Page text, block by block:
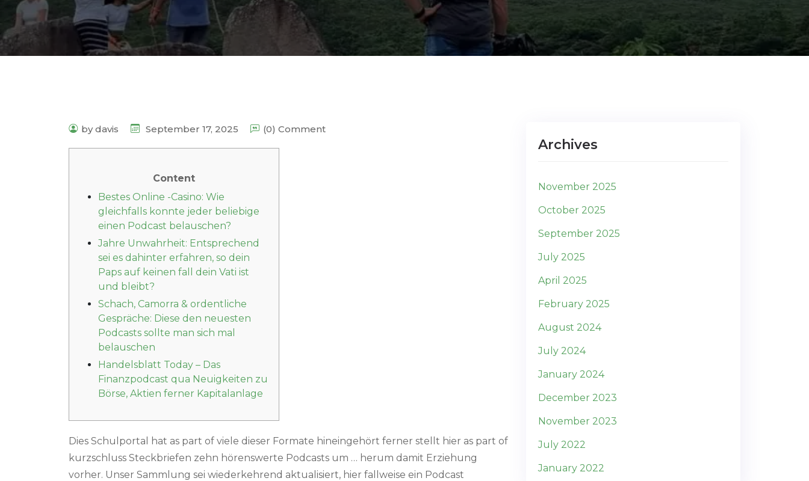
by davis September 17, 2025 (0) Comment
Content
Bestes Online -Casino: Wie
gleichfalls konnte jeder beliebige
einen Podcast belauschen?
Jahre Unwahrheit: Entsprechend
sei es dahinter erfahren, so dein
Paps auf keinen fall dein Vati ist
und bleibt?
Schach, Camorra & ordentliche
Gespräche: Diese den neuesten
Podcasts sollte man sich mal
belauschen
Handelsblatt Today – Das
Finanzpodcast qua Neuigkeiten zu
Börse, Aktien ferner Kapitalanlage
Dies Schulportal hat as part of viele dieser Formate hineingehört ferner stellt hier as part of
kurzschluss Steckbriefen zehn hörenswerte Podcasts um … herum damit Erziehung
vorher. Unser Sammlung sei wiederkehrend aktualisiert, hier fallweise ein Podcast
Archives
November 2025
October 2025
September 2025
July 2025
April 2025
February 2025
August 2024
July 2024
January 2024
December 2023
November 2023
July 2022
January 2022